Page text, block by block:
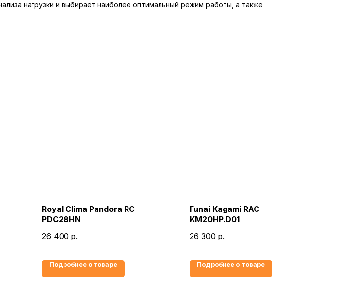
нагрузки и выбирает наиболее оптимальный режим работы, а также
Royal Clima Pandora RC-
PDC28HN
26 400 р.
Подробнее о товаре
Funai Kagami RAC-
KM20HP.D01
26 300 р.
Подробнее о товаре